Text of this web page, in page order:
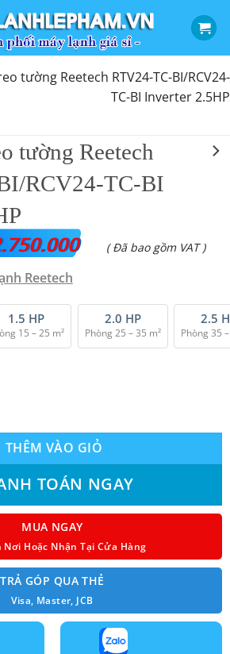
tường Reetech RTV24-TC-BI/RCV24-
TC-BI Inverter 2.5HP
tường Reetech
RCV24-TC-BI
( Đã bao gồm VAT )
Reetech
1.5 HP
15 – 25 m²
2.0 HP
Phòng 25 – 35 m²
2.5
Phòng 35
RTV24-TC-BI/RCV24-TC-BI
THÊM VÀO GIỎ
TOÁN NGAY
MUA NGAY
Nơi Hoặc Nhận Tại Cửa Hàng
TRẢ GÓP QUA THẺ
Visa, Master, JCB